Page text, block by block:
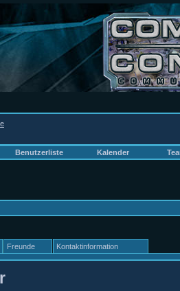
Benutzerliste Kalender
Freunde Kontaktinformation